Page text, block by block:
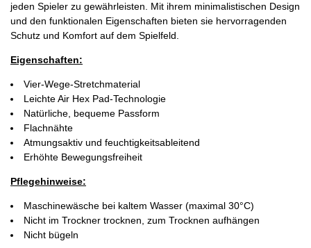
jeden Spieler zu gewährleisten. Mit ihrem minimalistischen Design
und den funktionalen Eigenschaften bieten sie hervorragenden
Schutz und Komfort auf dem Spielfeld.
Eigenschaften:
Vier-Wege-Stretchmaterial
Leichte Air Hex Pad-Technologie
Natürliche, bequeme Passform
Flachnähte
Atmungsaktiv und feuchtigkeitsableitend
Erhöhte Bewegungsfreiheit
Pflegehinweise:
Maschinewäsche bei kaltem Wasser (maximal 30°C)
Nicht im Trockner trocknen, zum Trocknen aufhängen
Nicht bügeln